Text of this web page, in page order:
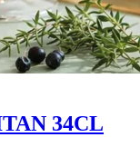
34CL